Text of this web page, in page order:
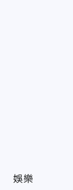
娛樂